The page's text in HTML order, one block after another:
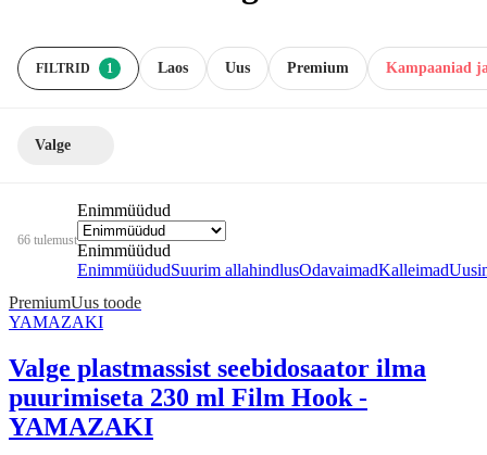
FILTRID 1 Laos Premium Kampaaniad
Uus
Valge
66 tulemust
Enimmüüdud
Enimmüüdud
EnimmüüdudSuurim allahindlusOdavaimadKalleimad
PremiumUus toode
YAMAZAKI
Valge plastmassist seebidosaator ilma
puurimiseta 230 ml Film Hook -
YAMAZAKI